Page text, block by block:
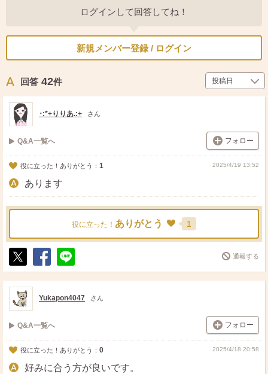
ログインして回答してね！
新規メンバー登録 / ログイン
回答 42件
･:*+りりあ.:+ さん
Q&A一覧へ フォロー
役に立った！ありがとう： 1 2025/4/19 13:52
あります
役に立った！ ありがとう 1
ポ
ス
ト
シ
ェ
送
る
通報する
Yukapon4047 さん
Q&A一覧へ フォロー
役に立った！ありがとう： 0 2025/4/18 20:58
好みに合う方が良いです。